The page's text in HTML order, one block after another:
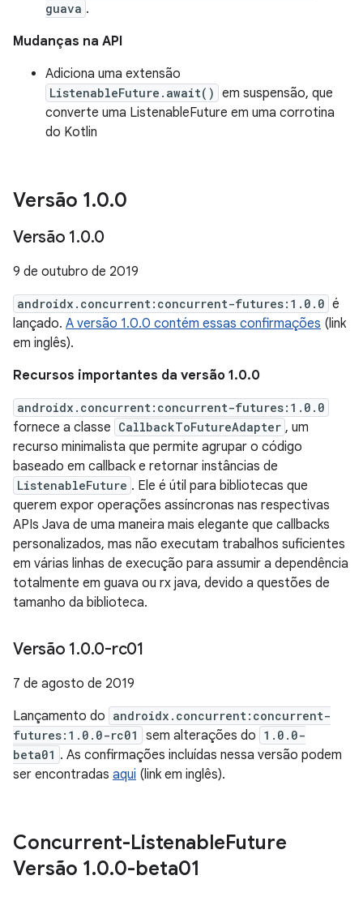
guava .
Mudanças na API
Adiciona uma extensão
ListenableFuture.await() em suspensão, que
converte uma ListenableFuture em uma corrotina
do Kotlin
Versão 1.0.0
Versão 1.0.0
9 de outubro de 2019
androidx.concurrent:concurrent-futures:1.0.0 é
lançado. A versão 1.0.0 contém essas confirmações (link
em inglês).
Recursos importantes da versão 1.0.0
androidx.concurrent:concurrent-futures:1.0.0
fornece a classe CallbackToFutureAdapter , um
recurso minimalista que permite agrupar o código
baseado em callback e retornar instâncias de
ListenableFuture . Ele é útil para bibliotecas que
querem expor operações assíncronas nas respectivas
APIs Java de uma maneira mais elegante que callbacks
personalizados, mas não executam trabalhos suficientes
em várias linhas de execução para assumir a dependência
totalmente em guava ou rx java, devido a questões de
tamanho da biblioteca.
Versão 1.0.0-rc01
7 de agosto de 2019
Lançamento do androidx.concurrent:concurrent-
futures:1.0.0-rc01
sem alterações do 1.0.0-
beta01 . As confirmações incluídas nessa versão podem
ser encontradas aqui (link em inglês).
Concurrent-ListenableFuture
Versão 1.0.0-beta01